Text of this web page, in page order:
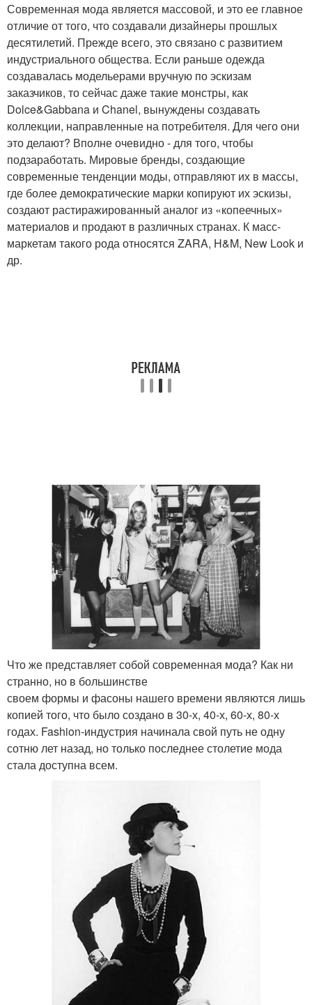
Современная мода является массовой, и это ее главное
отличие от того, что создавали дизайнеры прошлых
десятилетий. Прежде всего, это связано с развитием
индустриального общества. Если раньше одежда
создавалась модельерами вручную по эскизам
заказчиков, то сейчас даже такие монстры, как
Dolce&Gabbana и Chanel, вынуждены создавать
коллекции, направленные на потребителя. Для чего они
это делают? Вполне очевидно - для того, чтобы
подзаработать. Мировые бренды, создающие
современные тенденции моды, отправляют их в массы,
где более демократические марки копируют их эскизы,
создают растиражированный аналог из «копеечных»
материалов и продают в различных странах. К масс-
маркетам такого рода относятся ZARA, H&M, New Look и
др.
Что же представляет собой современная мода? Как ни
странно, но в большинстве
своем формы и фасоны нашего времени являются лишь
копией того, что было создано в 30-х, 40-х, 60-х, 80-х
годах. Fashion-индустрия начинала свой путь не одну
сотню лет назад, но только последнее столетие мода
стала доступна всем.